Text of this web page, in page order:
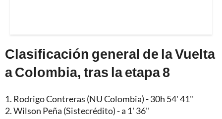
Clasificación general de la Vuelta
a Colombia, tras la etapa 8
1. Rodrigo Contreras (NU Colombia) - 30h 54' 41''
2. Wilson Peña (Sistecrédito) - a 1' 36''